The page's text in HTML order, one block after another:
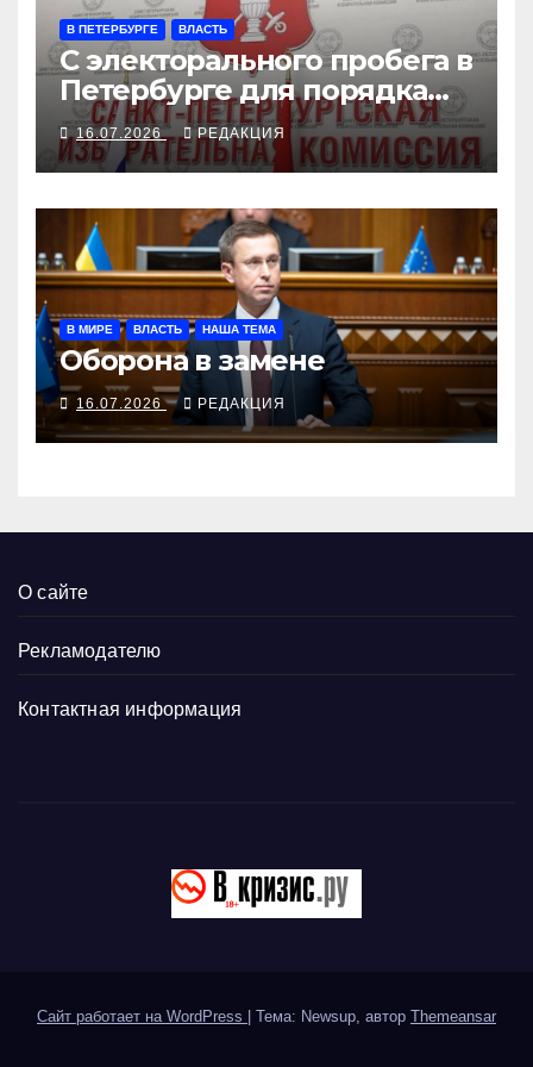
В ПЕТЕРБУРГЕ ВЛАСТЬ
С электорального пробега в
Петербурге для порядка
сняли «Родину»
16.07.2026 РЕДАКЦИЯ
В МИРЕ ВЛАСТЬ НАША ТЕМА
Оборона в замене
16.07.2026 РЕДАКЦИЯ
О сайте
Рекламодателю
Контактная информация
Сайт работает на WordPress Тема: Newsup, автор Themeansar